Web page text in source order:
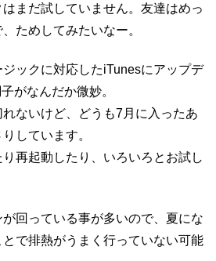
まだ試していません。友達はめっ
ためしてみたいなー。
ックに対応したiTunesにアップデ
がなんだか微妙。
ないけど、どうも7月に入ったあ
しています。
再起動したり、いろいろとお試し
回っている事が多いので、夏にな
で排熱がうまく行っていない可能